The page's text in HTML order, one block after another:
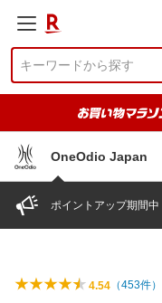
OneOdio Japan
ポイントアップ期間
4.54 （453件）